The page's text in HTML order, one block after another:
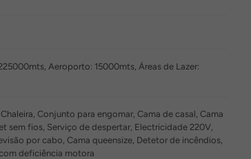
Aeroporto: 15000mts, Áreas de Lazer:
Conjunto para engomar, Cama de casal, Cama
sem fios, Serviço de despertar, Electricidade 220V,
por cabo, Cama queensize, Detetor de incêndios,
deficiência motora